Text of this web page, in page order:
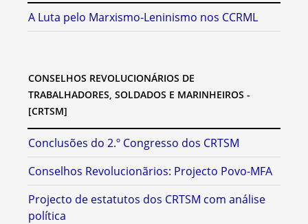
A Luta pelo Marxismo-Leninismo nos CCRML
CONSELHOS REVOLUCIONÁRIOS DE
TRABALHADORES, SOLDADOS E MARINHEIROS -
[CRTSM]
Conclusões do 2.º Congresso dos CRTSM
Conselhos Revolucionãrios: Projecto Povo-MFA
Projecto de estatutos dos CRTSM com análise
política